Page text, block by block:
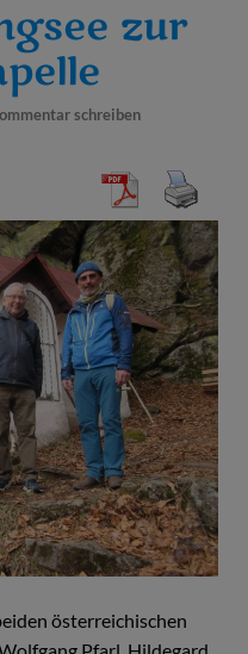
zur
schreiben
österreichischen